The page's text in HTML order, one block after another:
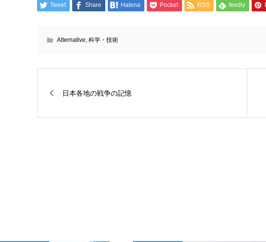
Tweet Share Hatena Pocket RSS feedly
Alternative 科学・技術
日本各地の戦争の記憶